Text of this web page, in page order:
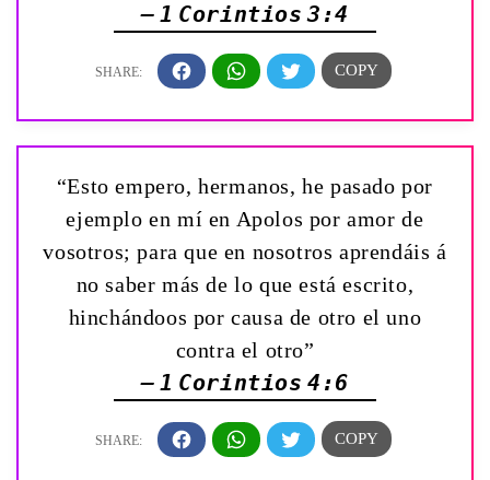
— 1 Corintios 3:4
“Esto empero, hermanos, he pasado por
ejemplo en mí en Apolos por amor de
vosotros; para que en nosotros aprendáis á
no saber más de lo que está escrito,
hinchándoos por causa de otro el uno
contra el otro”
— 1 Corintios 4:6